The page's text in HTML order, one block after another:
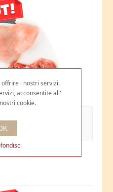
i nostri servizi.
acconsentite all'
cookie.